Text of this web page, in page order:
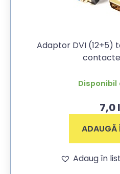
Adaptor DVI (12+5)
Disponibil
7,0
ADAUGĂ
Adaug în